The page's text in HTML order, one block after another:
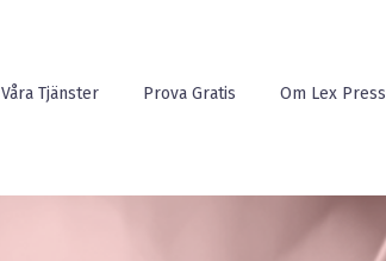
Våra Tjänster Prova Gratis Om Lex Press